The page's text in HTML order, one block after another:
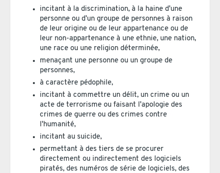
incitant à la discrimination, à la haine d'une
personne ou d'un groupe de personnes à raison
de leur origine ou de leur appartenance ou de
leur non-appartenance à une ethnie, une nation,
une race ou une religion déterminée,
menaçant une personne ou un groupe de
personnes,
à caractère pédophile,
incitant à commettre un délit, un crime ou un
acte de terrorisme ou faisant l'apologie des
crimes de guerre ou des crimes contre
l'humanité,
incitant au suicide,
permettant à des tiers de se procurer
directement ou indirectement des logiciels
piratés, des numéros de série de logiciels, des